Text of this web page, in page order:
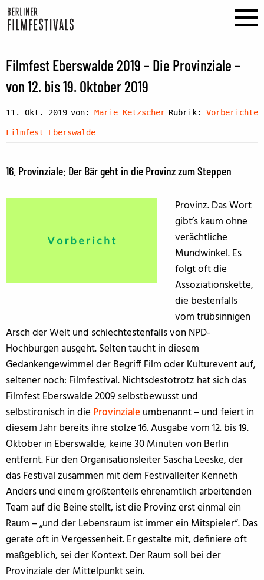
Filmfest Eberswalde 2019 – Die Provinziale –
von 12. bis 19. Oktober 2019
11. Okt. 2019 von: Marie Ketzscher Rubrik: Vorberichte
Filmfest Eberswalde
16. Provinziale: Der Bär geht in die Provinz zum Steppen
Provinz. Das Wort
gibt’s kaum ohne
verächtliche
Mundwinkel. Es
folgt oft die
Assoziationskette,
die bestenfalls
vom trübsinnigen
Arsch der Welt und schlechtestenfalls von NPD-
Hochburgen ausgeht. Selten taucht in diesem
Gedankengewimmel der Begriff Film oder Kulturevent auf,
seltener noch: Filmfestival. Nichtsdestotrotz hat sich das
Filmfest Eberswalde 2009 selbstbewusst und
selbstironisch in die Provinzialeumbenannt – und feiert in
diesem Jahr bereits ihre stolze 16. Ausgabe vom 12. bis 19.
Oktober in Eberswalde, keine 30 Minuten von Berlin
entfernt. Für den Organisationsleiter Sascha Leeske, der
das Festival zusammen mit dem Festivalleiter Kenneth
Anders und einem größtenteils ehrenamtlich arbeitenden
Team auf die Beine stellt, ist die Provinz erst einmal ein
Raum – „und der Lebensraum ist immer ein Mitspieler“. Das
gerate oft in Vergessenheit. Er gestalte mit, definiere oft
maßgeblich, sei der Kontext. Der Raum soll bei der
Provinziale der Mittelpunkt sein.